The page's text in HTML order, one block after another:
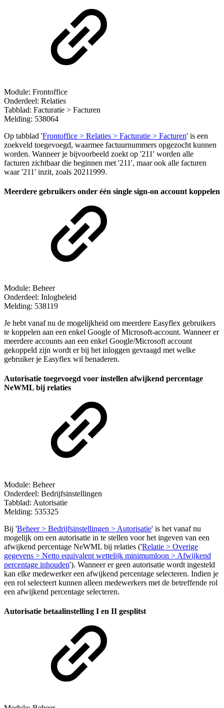
Module: Frontoffice
Onderdeel: Relaties
Tabblad: Facturatie > Facturen
Melding: 538064
Op tabblad 'Frontoffice > Relaties > Facturatie > Facturen' is een
zoekveld toegevoegd, waarmee factuurnummers opgezocht kunnen
worden. Wanneer je bijvoorbeeld zoekt op '211' worden alle
facturen zichtbaar die beginnen met '211', maar ook alle facturen
waar '211' inzit, zoals 20211999.
Meerdere gebruikers onder één single sign-on account koppelen
Module: Beheer
Onderdeel: Inlogbeleid
Melding: 538119
Je hebt vanaf nu de mogelijkheid om meerdere Easyflex gebruikers
te koppelen aan een enkel Google of Microsoft-account. Wanneer er
meerdere accounts aan een enkel Google/Microsoft account
gekoppeld zijn wordt er bij het inloggen gevraagd met welke
gebruiker je Easyflex wil benaderen.
Autorisatie toegevoegd voor instellen afwijkend percentage
NeWML bij relaties
Module: Beheer
Onderdeel: Bedrijfsinstellingen
Tabblad: Autorisatie
Melding: 535325
Bij 'Beheer > Bedrijfsinstellingen > Autorisatie' is het vanaf nu
mogelijk om een autorisatie in te stellen voor het ingeven van een
afwijkend percentage NeWML bij relaties ('Relatie > Overige
gegevens > Netto equivalent wettelijk minimumloon > Afwijkend
percentage inhouden'). Wanneer er geen autorisatie wordt ingesteld
kan elke medewerker een afwijkend percentage selecteren. Indien je
een rol selecteert kunnen alleen medewerkers met de betreffende rol
een afwijkend percentage selecteren.
Autorisatie betaalinstelling I en II gesplitst